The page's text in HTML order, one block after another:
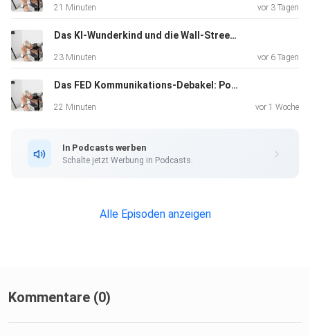
21 Minuten vor 3 Tagen
Das KI-Wunderkind und die Wall-Street-Rettung: Ein moderner LTCM-Moment
23 Minuten vor 6 Tagen
Das FED Kommunikations-Debakel: Powell vs. Warsh
22 Minuten vor 1 Woche
In Podcasts werben
Schalte jetzt Werbung in Podcasts.
Alle Episoden anzeigen
Kommentare (0)